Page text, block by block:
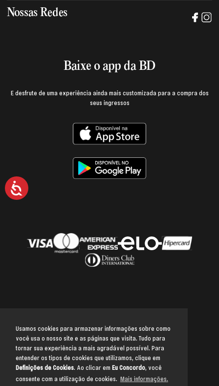
Usamos cookies para armazenar informações sobre como
você usa o nosso site e as páginas que visita. Tudo para
tornar sua experiência a mais agradável possível. Para
entender os tipos de cookies que utilizamos, clique em
Definições de Cookies. Ao clicar em Eu Concordo, você
consente com a utilização de cookies. Mais informações.
Acessibilidade
Política de privacidade
Trabalhe na BD
Manual de mídia e da marca BD
Nossas Redes
Baixe o app da BD
E desfrute de uma experiência ainda mais customizada para a compra dos
seus ingressos
Voltar para o topo